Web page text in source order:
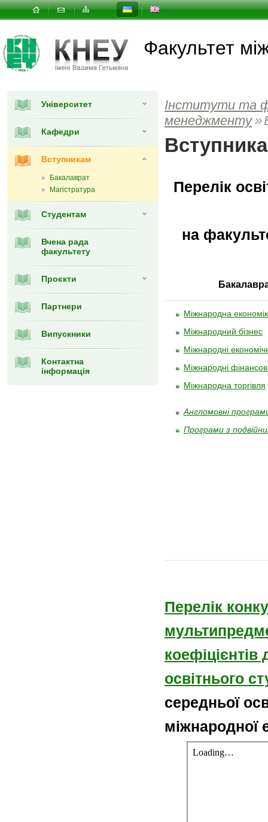
Факультет
Університет
Кафедри
Вступникам
Бакалаврат
Магістратура
Студентам
Вчена рада
факультету
Проєкти
Партнери
Випускники
Контактна
інформація
Інститути та
менеджменту »
Перелік
на
Міжнародна
Міжнародний бізнес
Міжнародні
Міжнародні
Міжнародна торгівля
Англомовні
Програми з
Перелік
освітнього
середньої
міжнародної